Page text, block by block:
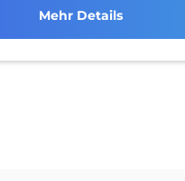
Mehr Details